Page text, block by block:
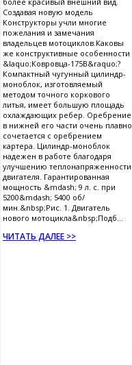
Создавая новую модель
Конструкторы учли многие
пожелания и замечания
владельцев мотоциклов.Каковы
же конструктивные особенности
&laquo;Ковровца-175В&raquo;?
Компактный чугунный цилиндр-
моноблок, изготовляемый
методом точного коркового
литья, имеет большую площадь
охлаждающих ребер. Оребрение
в нижней его части очень плавно
сочетается с оребрением
картера. Цилиндр-моноблок
надежен в работе благодаря
улучшению теплонапряженности
двигателя. Гарантированная
мощность &mdash; 9 л. с. при
5200&mdash; 5400 об/
мин.&nbsp;Рис. 1. Двигатель
нового мотоцикла&nbsp;Подб...
ЧИТАТЬ ДАЛЕЕ >>